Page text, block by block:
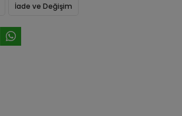
İade ve Değişim